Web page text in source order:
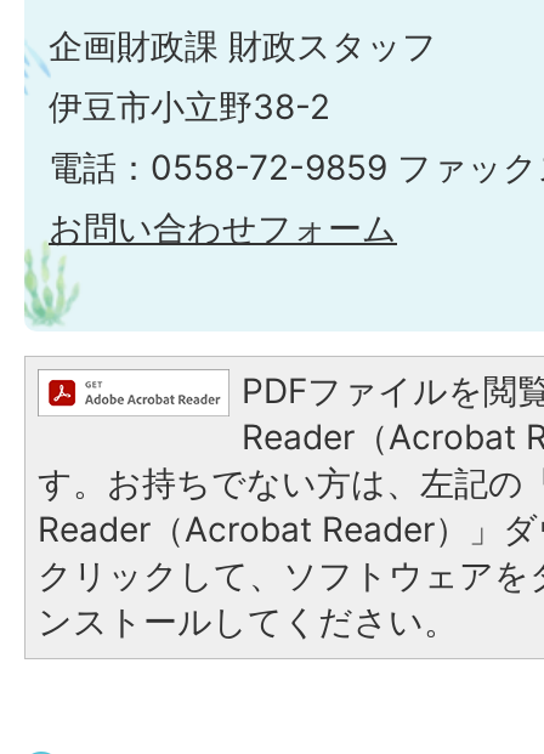
企画財政課 財政スタッフ
伊豆市小立野38-2
電話：0558-72-9859 ファッ
お問い合わせフォーム
PDFファイルを閲
Reader（Acrobat
す。お持ちでない方は、左記の
Reader（Acrobat Reader）」
クリックして、ソフトウェア
ンストールしてください。